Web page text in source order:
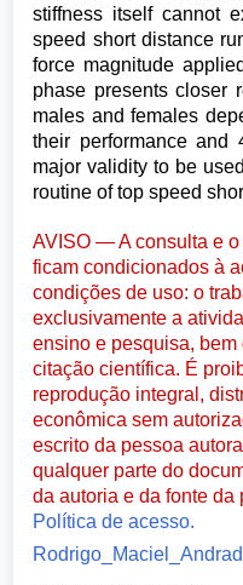
stiffness itself cannot
speed short distance
force magnitude
phase presents closer
males and females
their performance
major validity to be
routine of top speed
AVISO — A consulta e
ficam condicionados à
condições de uso: o
exclusivamente a
ensino e pesquisa,
citação científica. É
reprodução integral,
econômica sem
escrito da pessoa
qualquer parte do
da autoria e da fonte
Política de acesso.